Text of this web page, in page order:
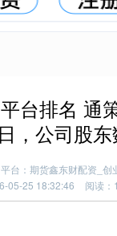
台排名 通
，公司股
平台：期货鑫东财配资_创
05-25 18:32:46 阅读：